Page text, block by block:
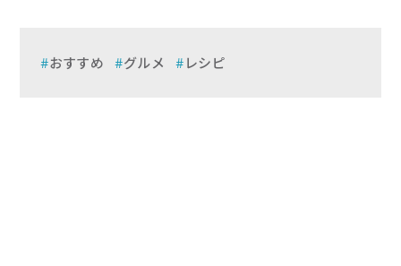
おすすめ グルメ レシピ